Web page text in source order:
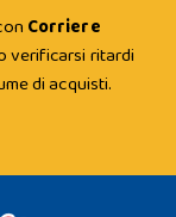
Corriere
verificarsi ritardi
di acquisti.